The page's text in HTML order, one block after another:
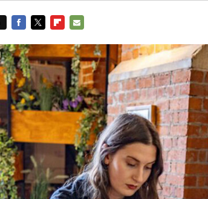
MAIL